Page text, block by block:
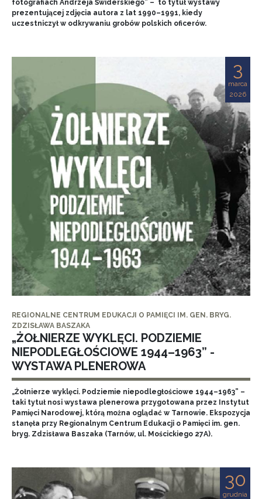
fotografiach Andrzeja Świderskiego” – to tytuł wystawy
prezentującej zdjęcia autora z lat 1990–1991, kiedy
uczestniczył w odkrywaniu grobów polskich oficerów.
3
marca
2026
REGIONALNE CENTRUM EDUKACJI O PAMIĘCI IM. GEN. BRYG.
ZDZISŁAWA BASZAKA
„ŻOŁNIERZE WYKLĘCI. PODZIEMIE
NIEPODLEGŁOŚCIOWE 1944–1963” -
WYSTAWA PLENEROWA
„Żołnierze wyklęci. Podziemie niepodległościowe 1944–1963” –
taki tytuł nosi wystawa plenerowa przygotowana przez Instytut
Pamięci Narodowej, którą można oglądać w Tarnowie. Ekspozycja
stanęła przy Regionalnym Centrum Edukacji o Pamięci im. gen.
bryg. Zdzisława Baszaka (Tarnów, ul. Mościckiego 27A).
30
grudnia